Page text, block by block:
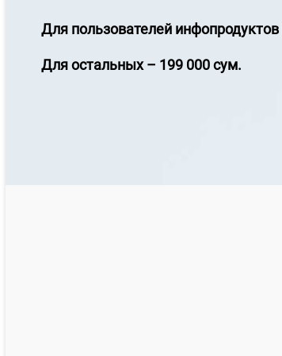
Для пользователей инфопродуктов
Для остальных – 199 000 сум.